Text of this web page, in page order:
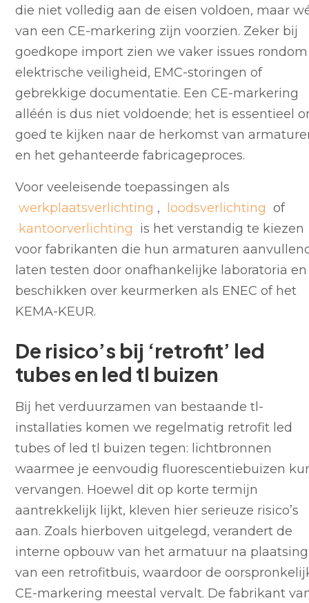
die niet volledig aan de eisen voldoen, maar
van een CE-markering zijn voorzien. Zeker bij
goedkope import zien we vaker issues rondom
elektrische veiligheid, EMC-storingen of
gebrekkige documentatie. Een CE-markering
alléén is dus niet voldoende; het is essentieel
goed te kijken naar de herkomst van
en het gehanteerde fabricageproces.
Voor veeleisende toepassingen als
werkplaatsverlichting , loodsverlichting of
kantoorverlichting is het verstandig te kiezen
voor fabrikanten die hun armaturen
laten testen door onafhankelijke laboratoria en
beschikken over keurmerken als ENEC of het
KEMA-KEUR.
De risico’s bij ‘retrofit’ led
tubes en led tl buizen
Bij het verduurzamen van bestaande tl-
installaties komen we regelmatig retrofit led
tubes of led tl buizen tegen: lichtbronnen
waarmee je eenvoudig fluorescentiebuizen
vervangen. Hoewel dit op korte termijn
aantrekkelijk lijkt, kleven hier serieuze risico’s
aan. Zoals hierboven uitgelegd, verandert de
interne opbouw van het armatuur na plaatsing
van een retrofitbuis, waardoor de
CE-markering meestal vervalt. De fabrikant